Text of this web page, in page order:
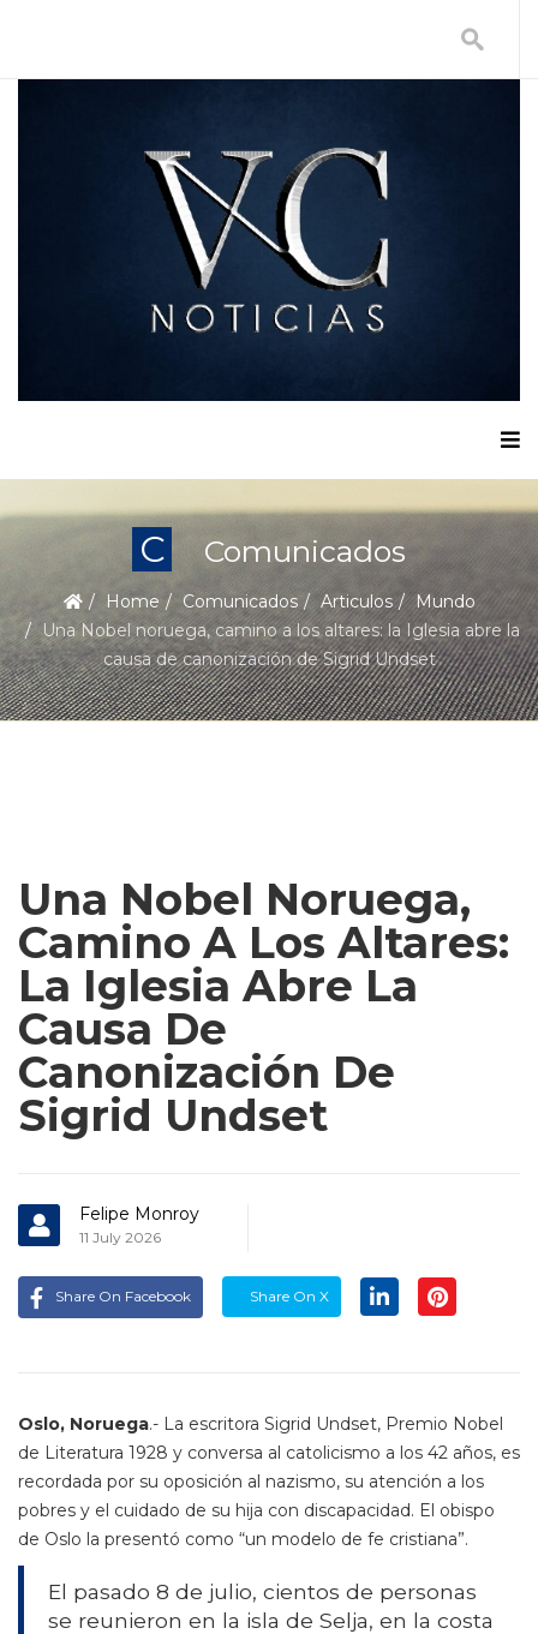
C Comunicados
Home Comunicados Articulos
Mundo
Una Nobel noruega, camino a los altares: la Iglesia abre la
causa de canonización de Sigrid Undset
Una Nobel Noruega,
Camino A Los Altares:
La Iglesia Abre La
Causa De
Canonización De
Sigrid Undset
Felipe Monroy
11 July 2026
Share On Facebook Share On X
Oslo, Noruega.- La escritora Sigrid Undset, Premio Nobel
de Literatura 1928 y conversa al catolicismo a los 42 años, es
recordada por su oposición al nazismo, su atención a los
pobres y el cuidado de su hija con discapacidad. El obispo
de Oslo la presentó como “un modelo de fe cristiana”.
El pasado 8 de julio, cientos de personas
se reunieron en la isla de Selja, en la costa